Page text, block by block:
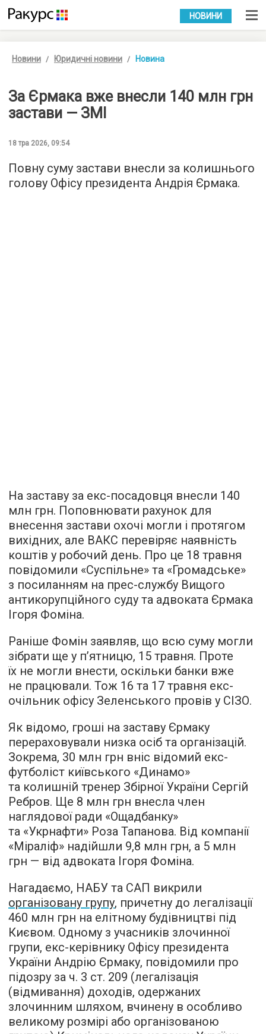
УКР РУС
НОВИНИ
Новини Юридичні новини Новина
За Єрмака вже внесли 140 млн грн
застави — ЗМІ
18 тра 2026, 09:54
Повну суму застави внесли за колишнього
голову Офісу президента Андрія Єрмака.
На заставу за екс-посадовця внесли 140
млн грн. Поповнювати рахунок для
внесення застави охочі могли і протягом
вихідних, але ВАКС перевіряє наявність
коштів у робочий день. Про це 18 травня
повідомили «Суспільне» та «Громадське»
з посиланням на прес-службу Вищого
антикорупційного суду та адвоката Єрмака
Ігоря Фоміна.
Раніше Фомін заявляв, що всю суму могли
зібрати ще у п’ятницю, 15 травня. Проте
їх не могли внести, оскільки банки вже
не працювали. Тож 16 та 17 травня екс-
очільник офісу Зеленського провів у СІЗО.
Як відомо, гроші на заставу Єрмаку
перераховували низка осіб та організацій.
Зокрема, 30 млн грн вніс відомий екс-
футболіст київського «Динамо»
та колишній тренер Збірної України Сергій
Ребров. Ще 8 млн грн внесла член
наглядової ради «Ощадбанку»
та «Укрнафти» Роза Тапанова. Від компанії
«Міраліф» надійшли 9,8 млн грн, а 5 млн
грн — від адвоката Ігоря Фоміна.
Нагадаємо, НАБУ та САП викрили
організовану групу, причетну до легалізації
460 млн грн на елітному будівництві під
Києвом. Одному з учасників злочинної
групи, екс-керівнику Офісу президента
України Андрію Єрмаку, повідомили про
підозру за ч. 3 ст. 209 (легалізація
(відмивання) доходів, одержаних
злочинним шляхом, вчинену в особливо
великому розмірі або організованою